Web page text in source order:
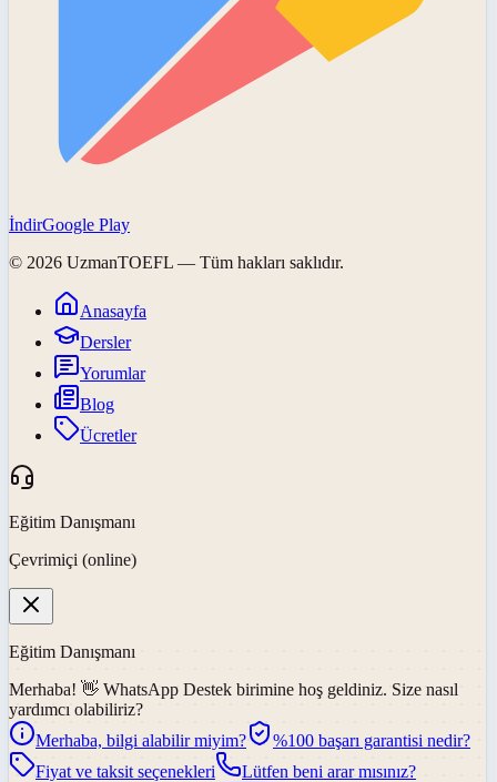
İndirGoogle Play
© 2026 UzmanTOEFL — Tüm hakları saklıdır.
Anasayfa
Dersler
Yorumlar
Blog
Ücretler
Eğitim Danışmanı
Çevrimiçi (online)
Eğitim Danışmanı
Merhaba! 👋 WhatsApp Destek birimine hoş geldiniz. Size nasıl
yardımcı olabiliriz?
Merhaba, bilgi alabilir miyim?
%100 başarı garantisi nedir?
Fiyat ve taksit seçenekleri
Lütfen beni arar mısınız?